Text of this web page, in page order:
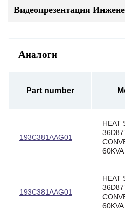
Видеопрезентация
Аналоги
Part number
193C381AAG01
HEAT
60KVA
193C381AAG01
HEAT
60KVA